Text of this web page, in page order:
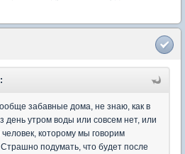
забавные дома, не знаю, как в
день утром воды или совсем нет, или
которому мы говорим
подумать, что будет после